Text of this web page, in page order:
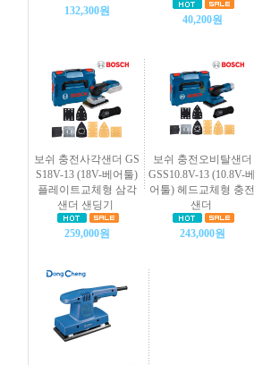
132,300원
40,200원
보쉬 충전사각샌더 GS
S18V-13 (18V-베어툴)
플레이트교체형 삼각
샌더 샌딩기
259,000원
보쉬 충전오비탈샌더
GSS10.8V-13 (10.8V-베
어툴) 헤드교체형 충전
샌더
243,000원